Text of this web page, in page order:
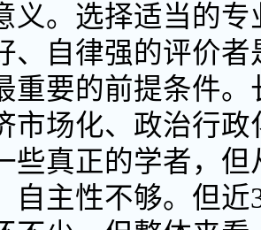
义。选择适当的
、自律强的评价
重要的前提条件
市场化、政治行
些真正的学者，
自主性不够。但近